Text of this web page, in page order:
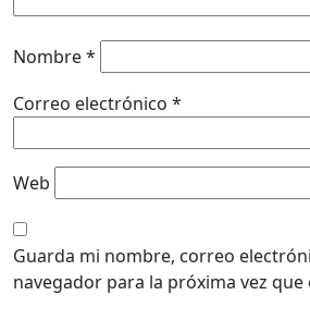
Nombre*
Correo electrónico *
Web
Guarda mi nombre, correo
navegador para la próxima vez que